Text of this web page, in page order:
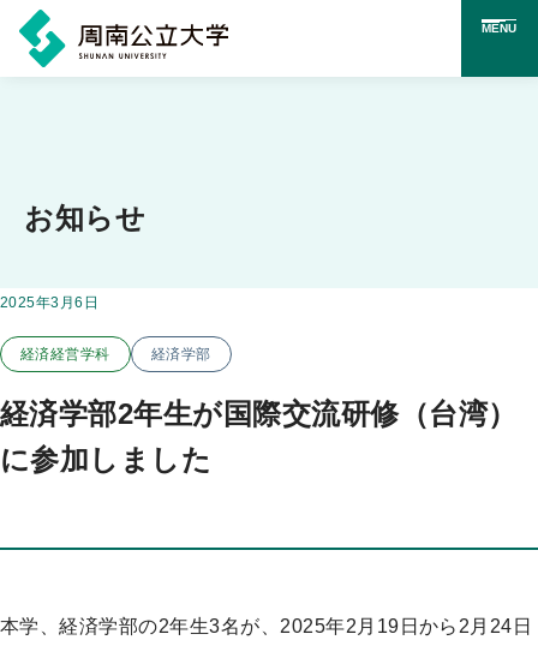
ツ
に
キ
プ
MENU
お知らせ
掲載日：
2025年3月6日
この投稿のカテゴリー
経済経営学科 経済学部
経済学部2年生が国際交流研修（台湾）
に参加しました
本学、経済学部の2年生3名が、2025年2月19日から2月24日